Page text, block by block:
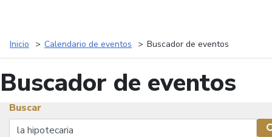
Inicio Calendario de eventos Buscador de eventos
Buscador de eventos
Buscar
Buscar